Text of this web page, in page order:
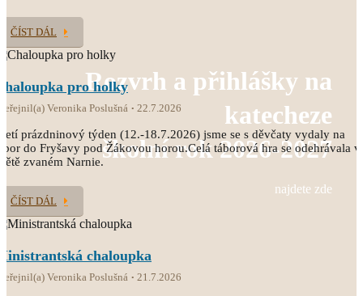
Rozvrh a přihlášky na
katecheze
školní rok 2026-2027
najdete zde
ČÍST DÁL
pro holky
Veronika Poslušná 22.7.2026
prázdninový týden (12.-18.7.2026) jsme se s děvčaty vydaly na
do Fryšavy pod Žákovou horou.Celá táborová hra se odehrávala
zvaném Narnie.
ČÍST DÁL
chaloupka
Veronika Poslušná 21.7.2026